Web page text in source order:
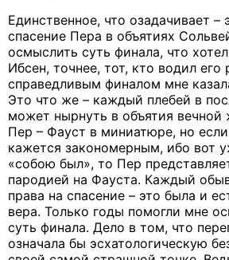
Единственное, что озадачивает –
спасение Пера в объятиях
осмыслить суть финала, что
Ибсен, точнее, тот, кто водил
справедливым финалом мне
Это что же – каждый плебей в
может нырнуть в объятия вечной
Пер – Фауст в миниатюре, но
кажется закономерным, ибо вот
«собою был», то Пер
пародией на Фауста. Каждый
права на спасение – это была и
вера. Только годы помогли мне
суть финала. Дело в том, что
означала бы эсхатологическую